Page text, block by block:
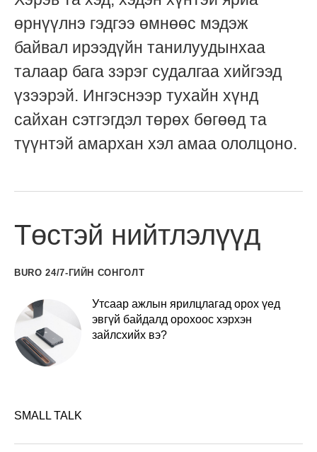
өрнүүлнэ гэдгээ өмнөөс мэдэж
байвал ирээдүйн танилуудынхаа
талаар бага зэрэг судалгаа хийгээд
үзээрэй. Ингэснээр тухайн хүнд
сайхан сэтгэгдэл төрөх бөгөөд та
түүнтэй амархан хэл амаа ололцоно.
Төстэй нийтлэлүүд
BURO 24/7-ГИЙН СОНГОЛТ
Утсаар ажлын ярилцлагад орох үед
эвгүй байдалд орохоос хэрхэн
зайлсхийх вэ?
SMALL TALK